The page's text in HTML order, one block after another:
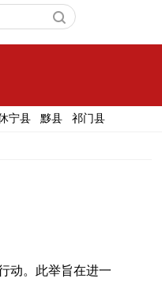
宁县 黟县 祁门县
动。此举旨在进一